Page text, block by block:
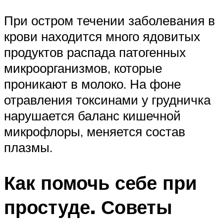
При остром течении заболевания в
крови находится много ядовитых
продуктов распада патогенных
микроорганизмов, которые
проникают в молоко. На фоне
отравления токсинами у грудничка
нарушается баланс кишечной
микрофлоры, меняется состав
плазмы.
Как помочь себе при
простуде. Советы